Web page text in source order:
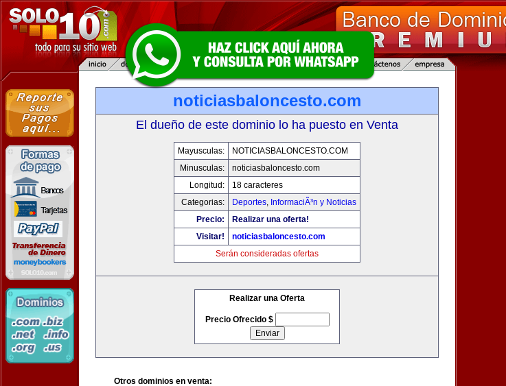
noticiasbaloncesto.com
El dueño de este dominio lo ha puesto en Venta
Mayusculas:
NOTICIASBALONCESTO.COM
Minusculas:
noticiasbaloncesto.com
Longitud:
18 caracteres
Categorias:
Deportes, InformaciÃ³n y Noticias
Precio:
Realizar una oferta!
Visitar!
noticiasbaloncesto.com
Serán consideradas ofertas
Realizar una Oferta
Precio Ofrecido $
Otros dominios en venta: